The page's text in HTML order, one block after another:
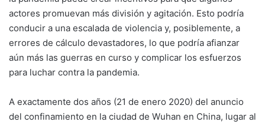
actores promuevan más división y agitación. Esto podría
conducir a una escalada de violencia y, posiblemente, a
errores de cálculo devastadores, lo que podría afianzar
aún más las guerras en curso y complicar los esfuerzos
para luchar contra la pandemia.
A exactamente dos años (21 de enero 2020) del anuncio
del confinamiento en la ciudad de Wuhan en China, lugar al